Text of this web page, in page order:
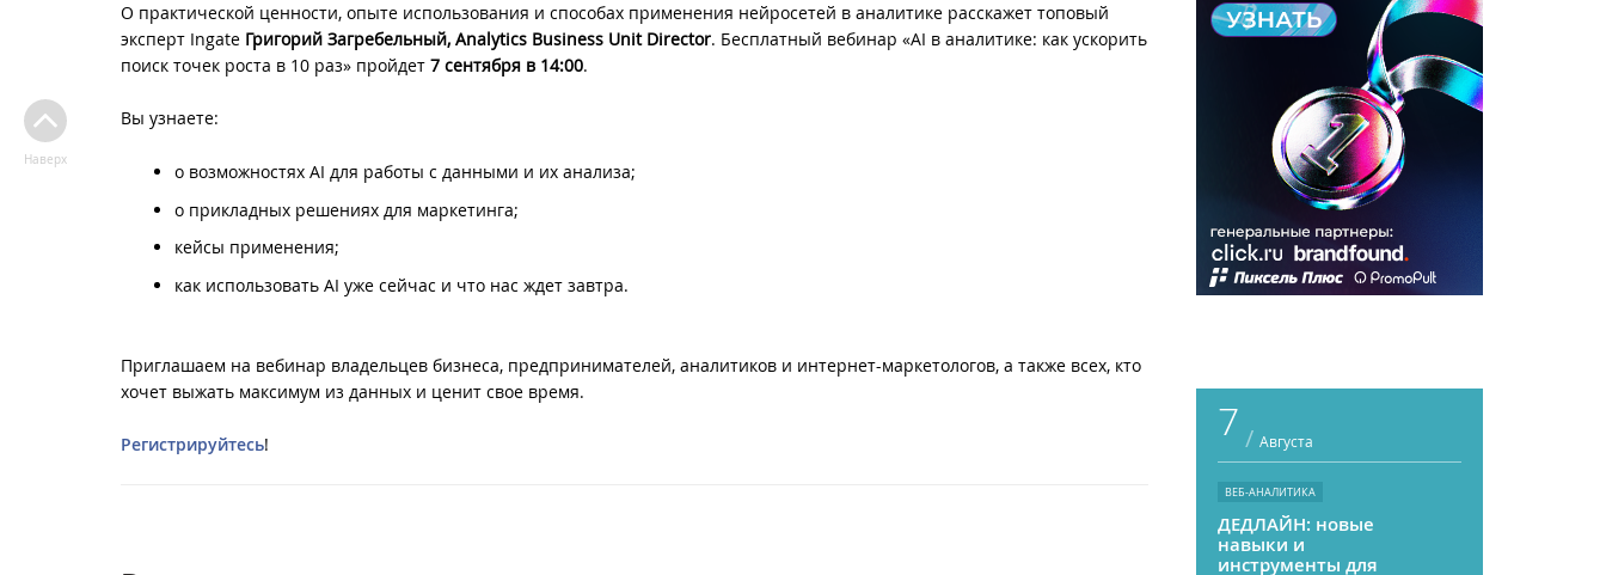
О практической ценности, опыте использования и способах применения нейросетей в аналитике расскажет топовый
эксперт Ingate Григорий Загребельный, Analytics Business Unit Director. Бесплатный вебинар «AI в аналитике: как ускорить
поиск точек роста в 10 раз» пройдет 7 сентября в 14:00.
Вы узнаете:
о возможностях AI для работы с данными и их анализа;
о прикладных решениях для маркетинга;
кейсы применения;
как использовать AI уже сейчас и что нас ждет завтра.
Приглашаем на вебинар владельцев бизнеса, предпринимателей, аналитиков и интернет-маркетологов, а также всех, кто
хочет выжать максимум из данных и ценит свое время.
Регистрируйтесь!
Наверх
7 / Августа
ВЕБ-АНАЛИТИКА
ДЕДЛАЙН: новые
навыки и
инструменты для